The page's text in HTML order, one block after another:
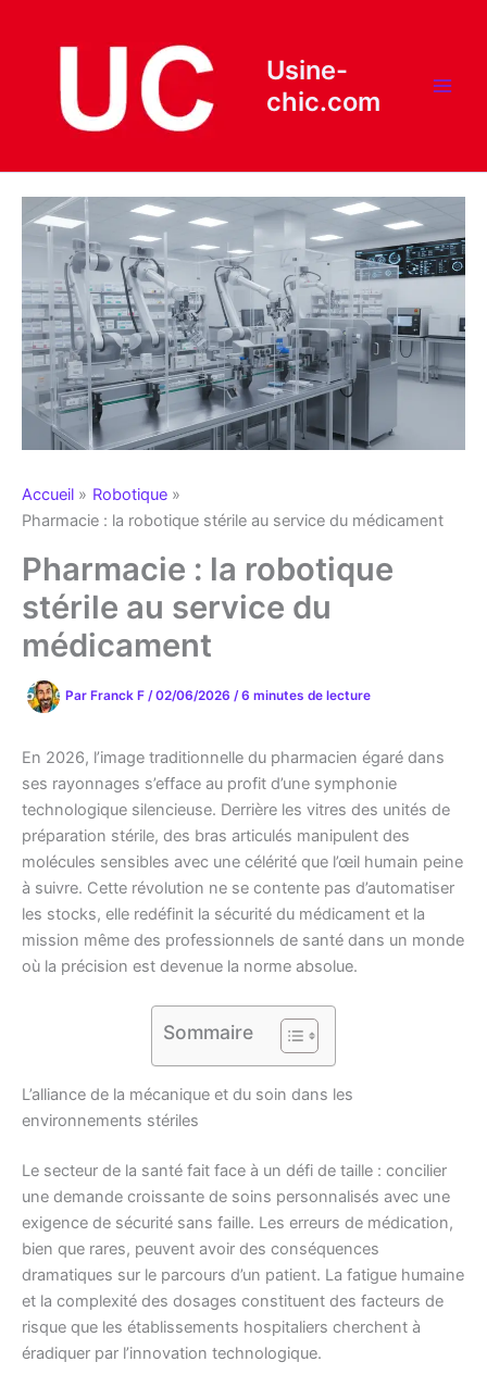
Usine-
chic.com
Accueil
Robotique
Pharmacie : la robotique stérile au service du médicament
Pharmacie : la robotique
stérile au service du
médicament
Par Franck F /02/06/2026 /6 minutes de lecture
En 2026, l’image traditionnelle du pharmacien égaré dans
ses rayonnages s’efface au profit d’une symphonie
technologique silencieuse. Derrière les vitres des unités de
préparation stérile, des bras articulés manipulent des
molécules sensibles avec une célérité que l’œil humain peine
à suivre. Cette révolution ne se contente pas d’automatiser
les stocks, elle redéfinit la sécurité du médicament et la
mission même des professionnels de santé dans un monde
où la précision est devenue la norme absolue.
Sommaire
L’alliance de la mécanique et du soin dans les
environnements stériles
Le secteur de la santé fait face à un défi de taille : concilier
une demande croissante de soins personnalisés avec une
exigence de sécurité sans faille. Les erreurs de médication,
bien que rares, peuvent avoir des conséquences
dramatiques sur le parcours d’un patient. La fatigue humaine
et la complexité des dosages constituent des facteurs de
risque que les établissements hospitaliers cherchent à
éradiquer par l’innovation technologique.